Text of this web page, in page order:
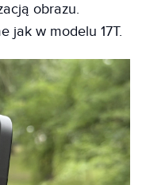
obrazu.
jak w modelu 17T.